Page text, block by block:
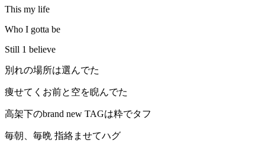
This my life
Who I gotta be
Still 1 believe
別れの場所は選んでた
痩せてくお前と空を睨んでた
高架下のbrand new TAGは粋でタフ
毎朝、毎晩 指絡ませてハグ